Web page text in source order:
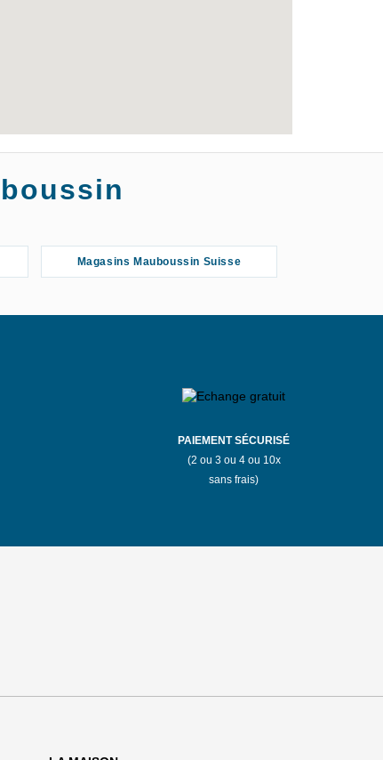
Magasins Mauboussin Suisse
PAIEMENT SÉCURISÉ
(2 ou 3 ou 4 ou 10x
sans frais)